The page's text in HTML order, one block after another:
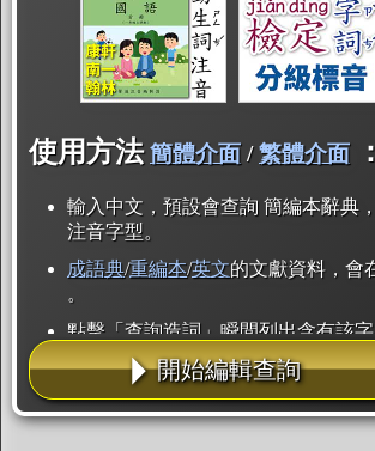
使用方法 簡體介面/繁體介面 ：
輸入中文，預設會查詢 簡編本辭典
注音字型。
成語典/重編本/英文的文獻資料，會
。
點擊「查詢造詞」瞬間列出含有該字
點「部首」瞬間列出所有「同部首
辭典解釋的全文都經過自動斷詞，
用手動重複輸入。
開始編輯查詢